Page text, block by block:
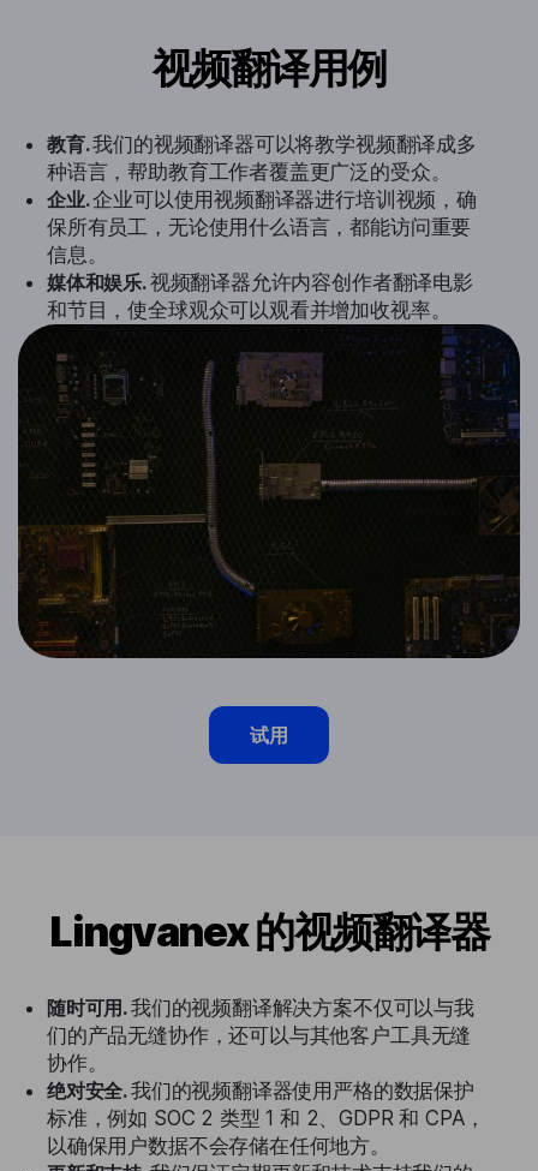
视频翻译用例
教育.我们的视频翻译器可以将教学视频翻译成多
种语言，帮助教育工作者覆盖更广泛的受众。
企业.企业可以使用视频翻译器进行培训视频，确
保所有员工，无论使用什么语言，都能访问重要
信息。
媒体和娱乐.视频翻译器允许内容创作者翻译电影
和节目，使全球观众可以观看并增加收视率。
试用
Lingvanex 的视频翻译器
随时可用.我们的视频翻译解决方案不仅可以与我
们的产品无缝协作，还可以与其他客户工具无缝
协作。
绝对安全.我们的视频翻译器使用严格的数据保护
标准，例如 SOC 2 类型 1 和 2、GDPR 和 CPA，
以确保用户数据不会存储在任何地方。